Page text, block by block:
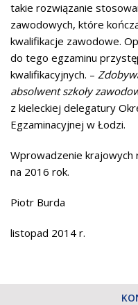
takie rozwiązanie
zawodowych, które
kwalifikacje zawodowe.
do tego egzaminu
kwalifikacyjnych. –
absolwent szkoły
z kieleckiej delegatury
Egzaminacyjnej w Łodzi.
Wprowadzenie krajowych
na 2016 rok.
Piotr Burda
listopad 2014 r.